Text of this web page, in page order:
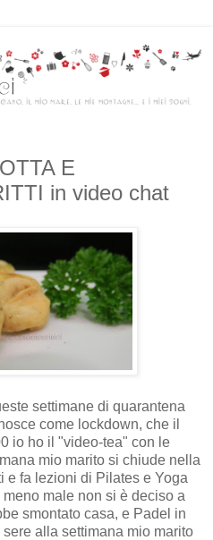
E
in video chat
settimane di quarantena
come lockdown, che il
io ho il "video-tea" con le
mio marito si chiude nella
e fa lezioni di Pilates e Yoga
male non si è deciso a
smontato casa, e Padel in
alla settimana mio marito